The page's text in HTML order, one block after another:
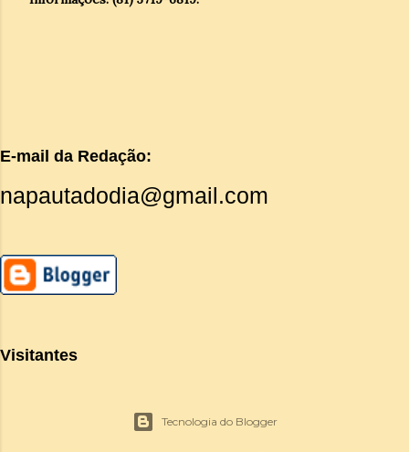
E-mail da Redação:
napautadodia@gmail.com
Visitantes
Tecnologia do Blogger